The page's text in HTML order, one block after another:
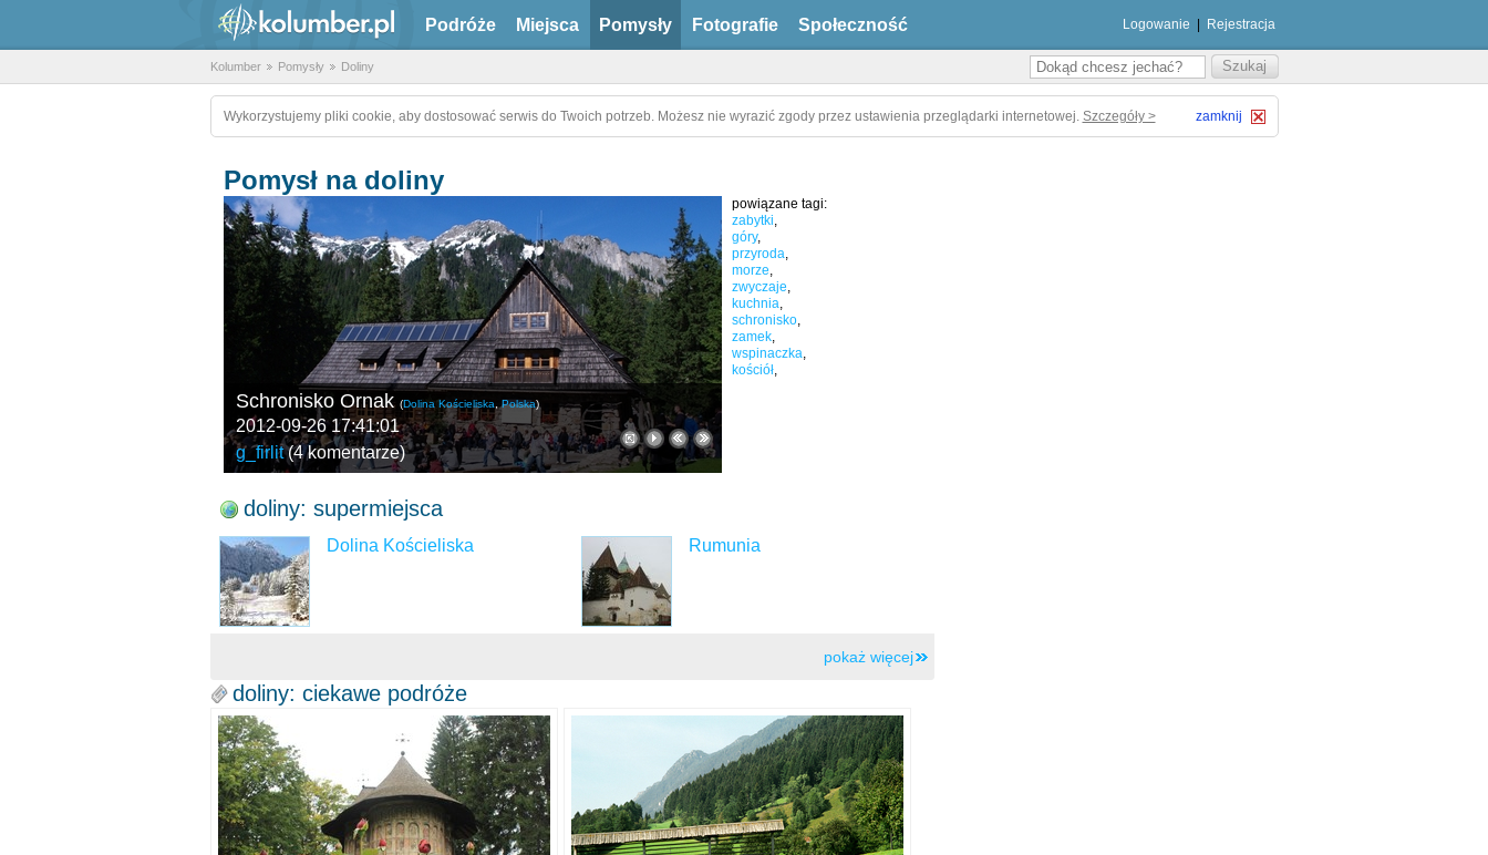
Podróże Miejsca Pomysły Fotografie Społeczność Logowanie Rejestracja
Kolumber Pomysły Doliny
Wykorzystujemy pliki cookie, aby dostosować serwis do Twoich potrzeb. Możesz nie wyrazić zgody przez ustawienia przeglądarki internetowej. Szczegóły > zamknij
Pomysł na doliny
powiązane tagi:
zabytki,
góry,
przyroda,
morze,
zwyczaje,
kuchnia,
schronisko,
zamek,
wspinaczka,
kościół,
Schronisko Ornak (Dolina Kościeliska Polska)
2012-09-26 17:41:01
g_firlit(4 komentarze)
doliny: supermiejsca
Dolina Kościeliska Rumunia
pokaż więcej
doliny: ciekawe podróże